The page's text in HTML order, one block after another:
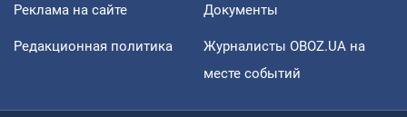
Реклама на сайте Документы
Редакционная политика
Журналисты OBOZ.UA на
месте событий